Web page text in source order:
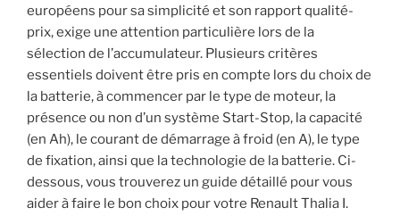
européens pour sa simplicité et son rapport qualité-
prix, exige une attention particulière lors de la
sélection de l’accumulateur. Plusieurs critères
essentiels doivent être pris en compte lors du choix de
la batterie, à commencer par le type de moteur, la
présence ou non d’un système Start-Stop, la capacité
(en Ah), le courant de démarrage à froid (en A), le type
de fixation, ainsi que la technologie de la batterie. Ci-
dessous, vous trouverez un guide détaillé pour vous
aider à faire le bon choix pour votre Renault Thalia I.